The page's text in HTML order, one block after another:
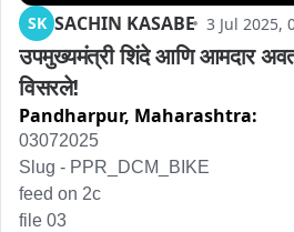
SK SACHIN KASABE 3 Jul 2025,
उपमुख्यमंत्री शिंदे आणि आमदार
विसरले!
Pandharpur, Maharashtra:
03072025
Slug - PPR_DCM_BIKE
feed on 2c
file 03